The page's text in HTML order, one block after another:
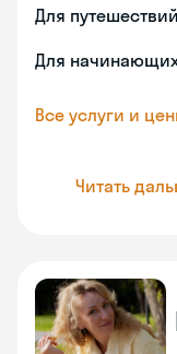
Для путешествий
Для
Все услуги и
Читать